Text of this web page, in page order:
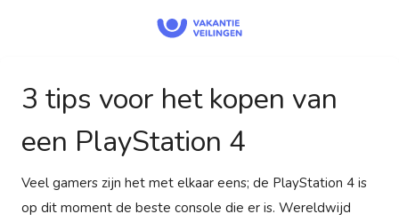
3 tips voor het kopen van
een PlayStation 4
Veel gamers zijn het met elkaar eens; de PlayStation 4 is
op dit moment de beste console die er is. Wereldwijd